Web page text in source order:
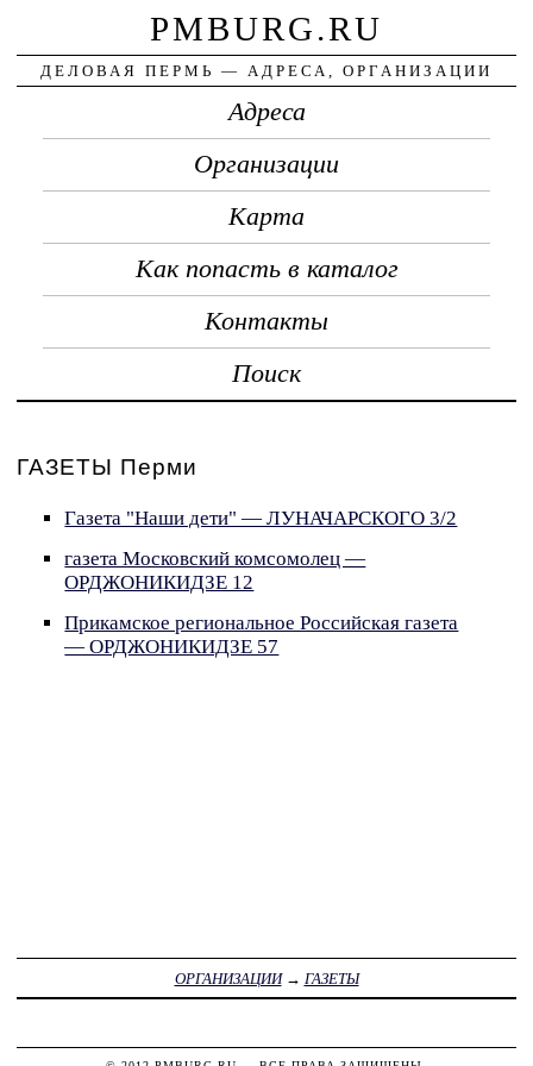
PMBURG.RU
ДЕЛОВАЯ ПЕРМЬ — АДРЕСА, ОРГАНИЗАЦИИ
Адреса
Организации
Карта
Как попасть в каталог
Контакты
Поиск
ГАЗЕТЫ Перми
Газета "Наши дети" — ЛУНАЧАРСКОГО 3/2
газета Московский комсомолец —
ОРДЖОНИКИДЗЕ 12
Прикамское региональное Российская газета
— ОРДЖОНИКИДЗЕ 57
ОРГАНИЗАЦИИ→ ГАЗЕТЫ